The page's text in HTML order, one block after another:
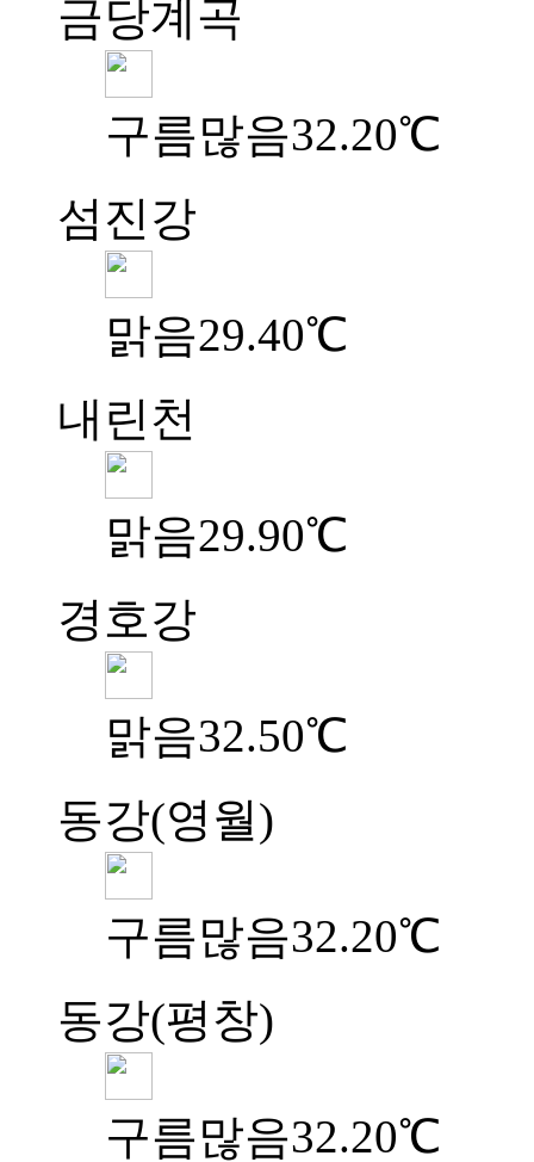
금당계곡
구름많음32.20℃
섬진강
맑음29.40℃
내린천
맑음29.90℃
경호강
맑음32.50℃
동강(영월)
구름많음32.20℃
동강(평창)
구름많음32.20℃